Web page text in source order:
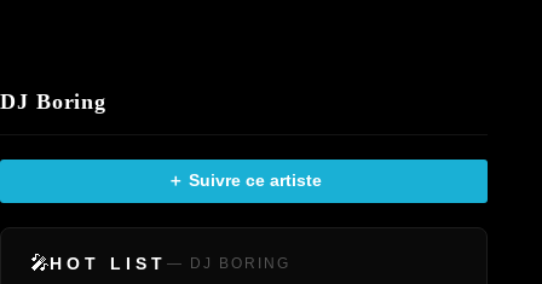
DJ Boring
＋ Suivre ce artiste
🎤HOT LIST — DJ BORING